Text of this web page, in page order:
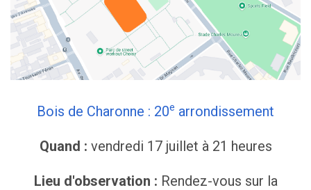
Bois de Charonne : 20e arrondissement
Quand : vendredi 17 juillet à 21 heures
Lieu d'observation : Rendez-vous sur la